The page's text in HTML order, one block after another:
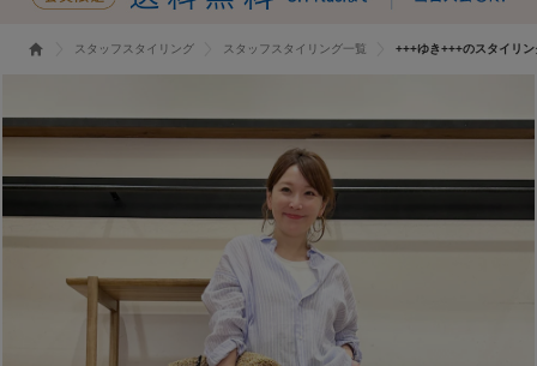
スタッフスタイリング スタッフスタイリング一覧 +++ゆき+++のスタイリン